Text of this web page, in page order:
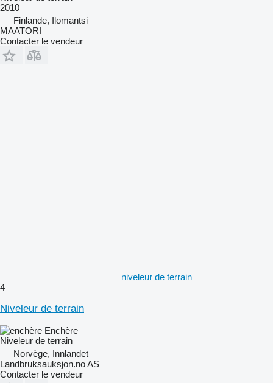
2010
Finlande, Ilomantsi
MAATORI
Contacter le vendeur
niveleur de terrain
4
Niveleur de terrain
Enchère
Niveleur de terrain
Norvège, Innlandet
Landbruksauksjon.no AS
Contacter le vendeur